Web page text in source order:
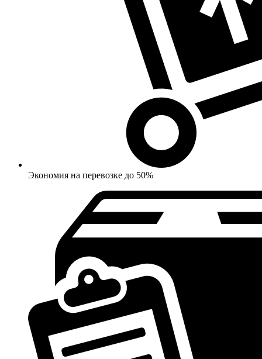
Экономия на перевозке до 50%